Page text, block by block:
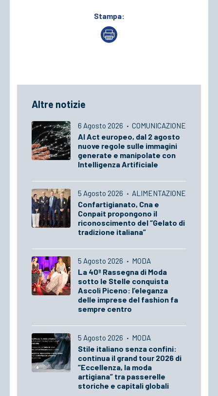
Stampa:
Altre notizie
6 Agosto 2026 · COMUNICAZIONE
AI Act europeo, dal 2 agosto
nuove regole sulle immagini
generate e manipolate con
Intelligenza Artificiale
5 Agosto 2026 · ALIMENTAZIONE
Confartigianato, Cna e
Conpait propongono il
riconoscimento del “Gelato di
tradizione italiana”
5 Agosto 2026 · MODA
La 40ª Rassegna di Moda
sotto le Stelle conquista
Ascoli Piceno: l’eleganza
delle imprese del fashion fa
sempre centro
5 Agosto 2026 · MODA
Stile italiano senza confini:
continua il grand tour 2026 di
“Eccellenza, la moda
artigiana” tra passerelle
storiche e capitali globali